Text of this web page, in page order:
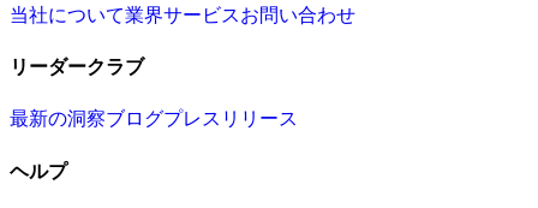
当社について業界サービスお問い合わせ
リーダークラブ
最新の洞察ブログプレスリリース
ヘルプ